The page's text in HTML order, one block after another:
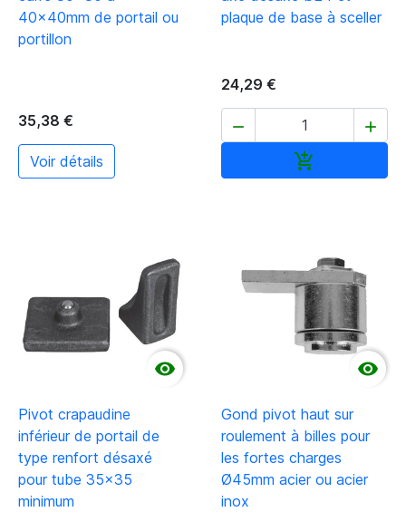
40x40mm de portail ou
portillon
35,38 €
Voir détails
plaque de base à sceller
24,29 €
 


Pivot crapaudine
inférieur de portail de
type renfort désaxé
pour tube 35x35
minimum

Gond pivot haut sur
roulement à billes pour
les fortes charges
Ø45mm acier ou acier
inox